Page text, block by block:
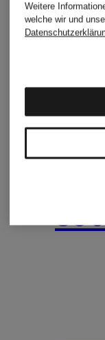
19
Weitere
welche wir und